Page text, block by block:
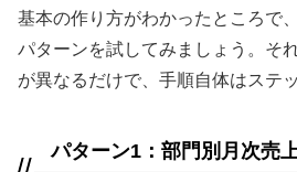
基本の作り方がわかったところで
パターンを試してみましょう。そ
が異なるだけで、手順自体はステ
パターン1：部門別月次売